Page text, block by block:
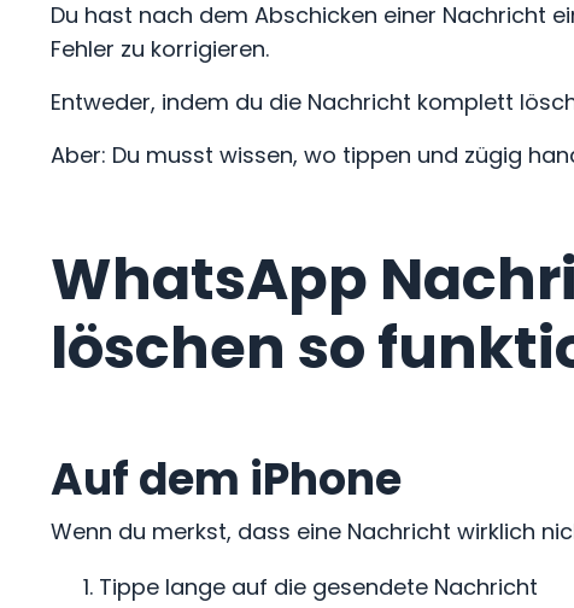
Du hast nach dem Abschicken einer Nachricht
Fehler zu korrigieren.
Entweder, indem du die Nachricht komplett
Aber: Du musst wissen, wo tippen und zügig
WhatsApp
löschen so
Auf dem iPhone
Wenn du merkst, dass eine Nachricht wirklich
Tippe lange auf die gesendete Nachricht